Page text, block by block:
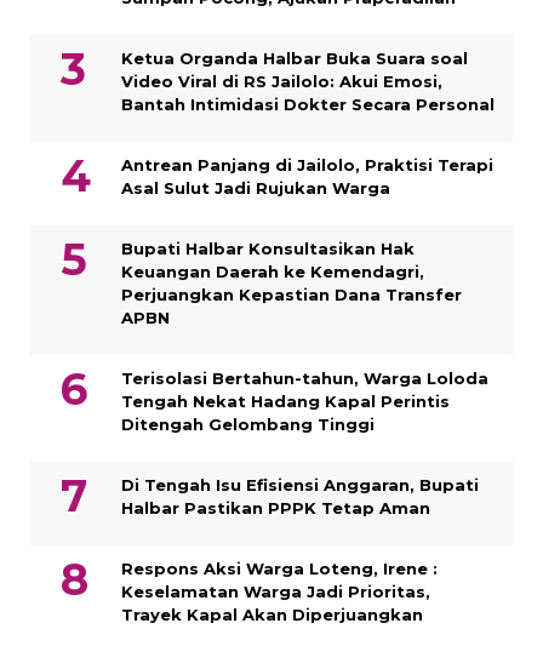
Ketua Organda Halbar Buka Suara soal
Video Viral di RS Jailolo: Akui Emosi,
Bantah Intimidasi Dokter Secara Personal
Antrean Panjang di Jailolo, Praktisi Terapi
Asal Sulut Jadi Rujukan Warga
Bupati Halbar Konsultasikan Hak
Keuangan Daerah ke Kemendagri,
Perjuangkan Kepastian Dana Transfer
APBN
Terisolasi Bertahun-tahun, Warga Loloda
Tengah Nekat Hadang Kapal Perintis
Ditengah Gelombang Tinggi
Di Tengah Isu Efisiensi Anggaran, Bupati
Halbar Pastikan PPPK Tetap Aman
Respons Aksi Warga Loteng, Irene :
Keselamatan Warga Jadi Prioritas,
Trayek Kapal Akan Diperjuangkan